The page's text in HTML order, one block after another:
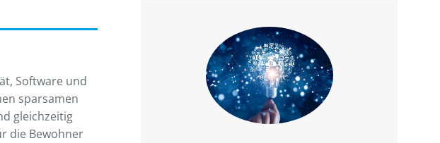
Software und
sparsamen
gleichzeitig
die Bewohner